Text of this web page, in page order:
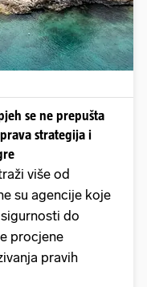
se ne prepušta
strategija i
više od
su agencije koje
do
procjene
pravih